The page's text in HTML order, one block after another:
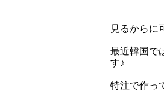
見るからに
最近韓国で
す♪
特注で作っ